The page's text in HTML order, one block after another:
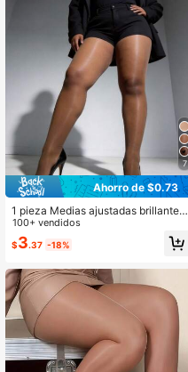
7
Ahorro de $0.73
1 pieza Medias ajustadas brillantes
de talla grande 80D, pantimedias de
unicolor de gran elasticidad, adecu
adas para ir de fiesta, medias perso
100+ vendidos
$3.37 -18%